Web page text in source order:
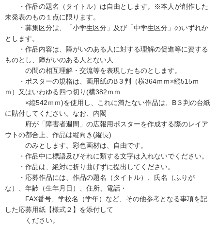
・作品の題名（タイトル）は自由とします。※本人が創作した
未発表のもの１点に限ります。
・募集区分は、「小学生区分」及び「中学生区分」のいずれか
とします。
・作品内容は、障がいのある人に対する理解の促進等に資する
ものとし、障がいのある人とない人
の間の相互理解・交流等を表現したものとします。
・ポスターの規格は、画用紙のB３判（横364ｍｍ×縦515ｍ
ｍ）又はいわゆる四つ切り(横382ｍｍ
×縦542ｍｍ)を使用し、これに満たない作品は、B３判の台紙
に貼付してください。なお、内閣
府が「障害者週間」の広報用ポスターを作成する際のレイア
ウトの都合上、作品は縦向き(縦長)
のみとします。彩色画材は、自由です。
・作品中に標語及びそれに類する文字は入れないでください。
・作品は、絶対に折り曲げずに提出してください。
・応募作品には、作品の題名（タイトル）、氏名（ふりが
な）、年齢（生年月日）、住所、電話・
FAX番号、学校名（学年）など、その他参考となる事項を記
した応募用紙【様式２】を添付して
ください。